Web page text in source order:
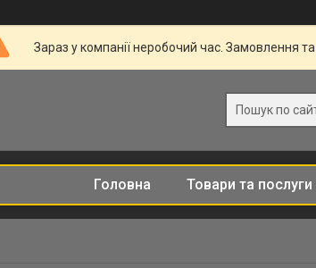
Зараз у компанії неробочий час. Замовлення
Головна Товари та послуги